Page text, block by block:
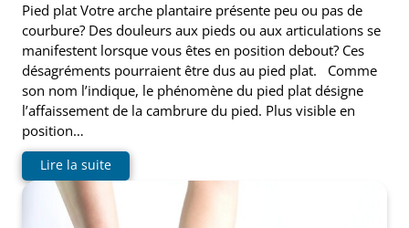
Pied plat Votre arche plantaire présente peu ou pas de
courbure? Des douleurs aux pieds ou aux articulations se
manifestent lorsque vous êtes en position debout? Ces
désagréments pourraient être dus au pied plat. Comme
son nom l’indique, le phénomène du pied plat désigne
l’affaissement de la cambrure du pied. Plus visible en
position…
Lire la suite